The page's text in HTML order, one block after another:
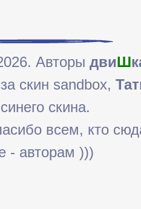
Авторы двиШ
скин sandbox,
скина.
всем, кто
- авторам )))